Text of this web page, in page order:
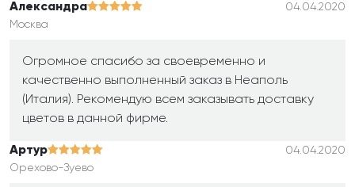
Александра
04.04.2020
Москва
Огромное спасибо за своевременно и
качественно выполненный заказ в Неаполь
(Италия). Рекомендую всем заказывать доставку
цветов в данной фирме.
Артур
04.04.2020
Орехово-Зуево